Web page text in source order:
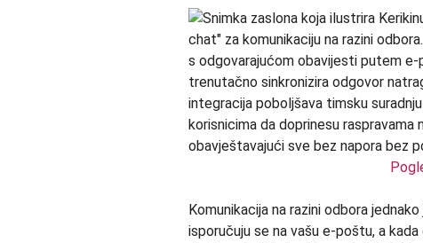
Komunikacija na razini odbora
isporučuju se na vašu e-poštu, a